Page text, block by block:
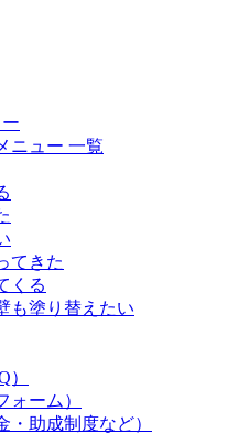
ニュー 一覧
てきた
くる
も塗り替えたい
ォーム）
・助成制度など）